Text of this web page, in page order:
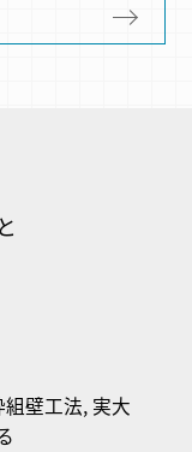
組壁工法, 実大